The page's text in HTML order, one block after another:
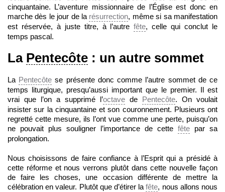
cinquantaine. L’aventure missionnaire de l’Église est donc en
marche dès le jour de la résurrection, même si sa manifestation
est réservée, à juste titre, à l’autrefête, celle qui conclut le
temps pascal.
La Pentecôte : un autre sommet
La Pentecôte se présente donc comme l’autre sommet de ce
temps liturgique, presqu’aussi important que le premier. Il est
vrai que l’on a supprimé l’octave de Pentecôte. On voulait
insister sur la cinquantaine et son couronnement. Plusieurs ont
regretté cette mesure, ils l’ont vue comme une perte, puisqu’on
ne pouvait plus souligner l’importance de cette fête par sa
prolongation.
Nous choisissons de faire confiance à l’Esprit qui a présidé à
cette réforme et nous verrons plutôt dans cette nouvelle façon
de faire les choses, une occasion différente de mettre la
célébration en valeur. Plutôt que d’étirer lafête, nous allons nous